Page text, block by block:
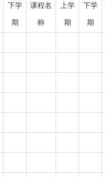
下学
期
课程名
称
上学
期
下学
期